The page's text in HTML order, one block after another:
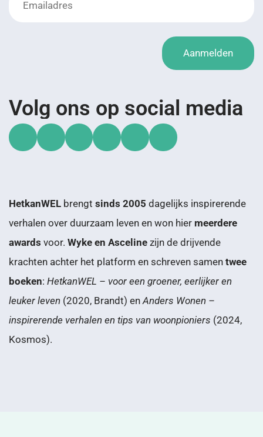
Aanmelden
Volg ons op social media
HetkanWEL brengt sinds 2005 dagelijks inspirerende
verhalen over duurzaam leven en won hier meerdere
awards voor. Wyke en Asceline zijn de drijvende
krachten achter het platform en schreven samen twee
boeken: HetkanWEL – voor een groener, eerlijker en
leuker leven (2020, Brandt) enAnders Wonen –
inspirerende verhalen en tips van woonpioniers (2024,
Kosmos).